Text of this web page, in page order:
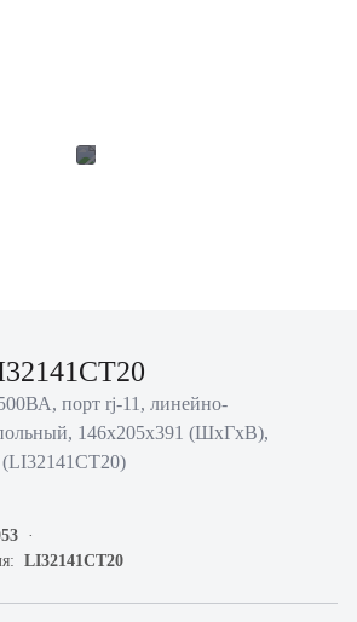
порт rj-11, линейно-
146х205х391 (ШхГхВ),
LI32141CT20